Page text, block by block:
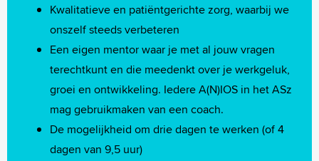
Kwalitatieve en patiëntgerichte zorg, waarbij we
onszelf steeds verbeteren
Een eigen mentor waar je met al jouw vragen
terechtkunt en die meedenkt over je werkgeluk,
groei en ontwikkeling. Iedere A(N)IOS in het ASz
mag gebruikmaken van een coach.
De mogelijkheid om drie dagen te werken (of 4
dagen van 9,5 uur)